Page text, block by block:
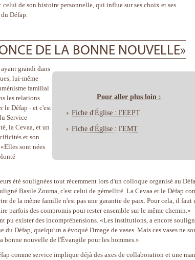
de son histoire personnelle, qui influe sur ses choix et ses
Défap.
DE LA BONNE NOUVELLE»
Pour aller plus loin :
Fiche d'Église : l'EEPT
Fiche d'Église : l'EMT
grandi dans
lui-même
familial
les relations
le Défap - et c'est
Service
la Cevaa, et un
et son
sont nées
été soulignées tout récemment lors d'un colloque organisé au
Basile Zouma, c'est celui de gémellité. La Cevaa et le Défap
de la même famille n'est pas une garantie de paix. Pour cela, il faut
parfois des compromis pour rester ensemble sur le même chemin.»
pu exister des incompréhensions. «Les institutions, a encore
Défap, quelqu'un a évoqué l'image de vases. Mais ces vases ne
nouvelle de l'Évangile pour les hommes.»
comme service implique déjà des axes de collaboration et une